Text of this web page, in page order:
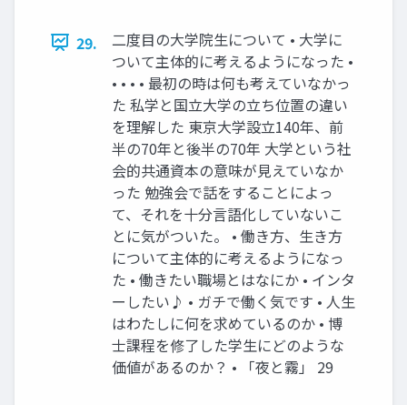
29.
⼆度⽬の⼤学院⽣について • ⼤学に
ついて主体的に考えるようになった •
• • • • 最初の時は何も考えていなかっ
た 私学と国⽴⼤学の⽴ち位置の違い
を理解した 東京⼤学設⽴140年、前
半の70年と後半の70年 ⼤学という社
会的共通資本の意味が⾒えていなか
った 勉強会で話をすることによっ
て、それを⼗分⾔語化していないこ
とに気がついた。 • 働き⽅、⽣き⽅
について主体的に考えるようになっ
た • 働きたい職場とはなにか • インタ
ーしたい♪ • ガチで働く気です • ⼈⽣
はわたしに何を求めているのか • 博
⼠課程を修了した学⽣にどのような
価値があるのか？ • 「夜と霧」 29